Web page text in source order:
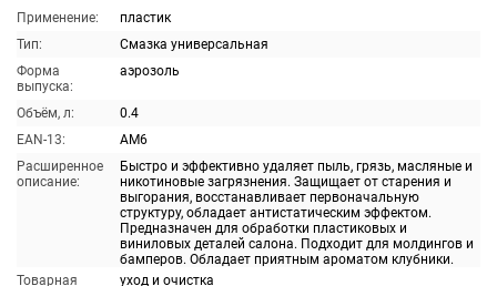
Применение:
пластик
Тип:
Смазка универсальная
Форма
выпуска:
аэрозоль
Объём, л:
0.4
EAN-13:
AM6
Расширенное
описание:
Быстро и эффективно удаляет пыль, грязь, масляные и
никотиновые загрязнения. Защищает от старения и
выгорания, восстанавливает первоначальную
структуру, обладает антистатическим эффектом.
Предназначен для обработки пластиковых и
виниловых деталей салона. Подходит для молдингов и
бамперов. Обладает приятным ароматом клубники.
Товарная
уход и очистка